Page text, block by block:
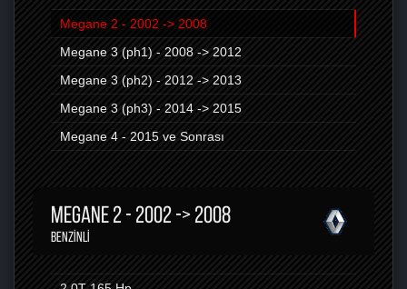
Megane 2 - 2002 -> 2008
Megane 3 (ph1) - 2008 -> 2012
Megane 3 (ph2) - 2012 -> 2013
Megane 3 (ph3) - 2014 -> 2015
Megane 4 - 2015 ve Sonrası
MEGANE 2 - 2002 -> 2008
BENZINLI